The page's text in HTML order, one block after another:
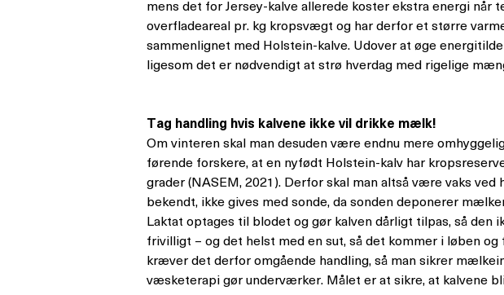
mens det for Jersey-kalve allerede koster ekstra energi
overfladeareal pr. kg kropsvægt og har derfor et større
sammenlignet med Holstein-kalve. Udover at øge
ligesom det er nødvendigt at strø hverdag med rigelige
Tag handling hvis kalvene ikke vil drikke mælk!
Om vinteren skal man desuden være endnu mere
førende forskere, at en nyfødt Holstein-kalv har
grader (NASEM, 2021). Derfor skal man altså være vaks
bekendt, ikke gives med sonde, da sonden deponerer
Laktat optages til blodet og gør kalven dårligt tilpas, så
frivilligt – og det helst med en sut, så det kommer i løben
kræver det derfor omgående handling, så man sikrer
væsketerapi gør underværker. Målet er at sikre, at kalvene